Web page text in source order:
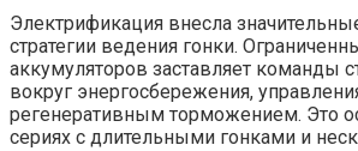
Электрификация внесла
стратегии ведения гонки.
аккумуляторов заставляет команды
вокруг энергосбережения,
регенеративным торможением. Это
сериях с длительными гонками и